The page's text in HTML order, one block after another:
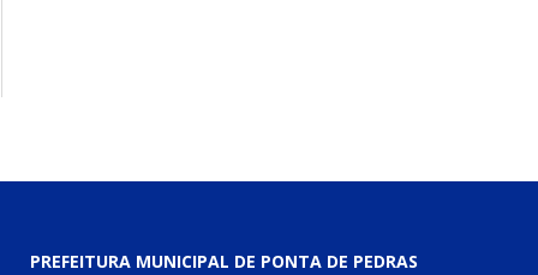
PREFEITURA MUNICIPAL DE PONTA DE PEDRAS